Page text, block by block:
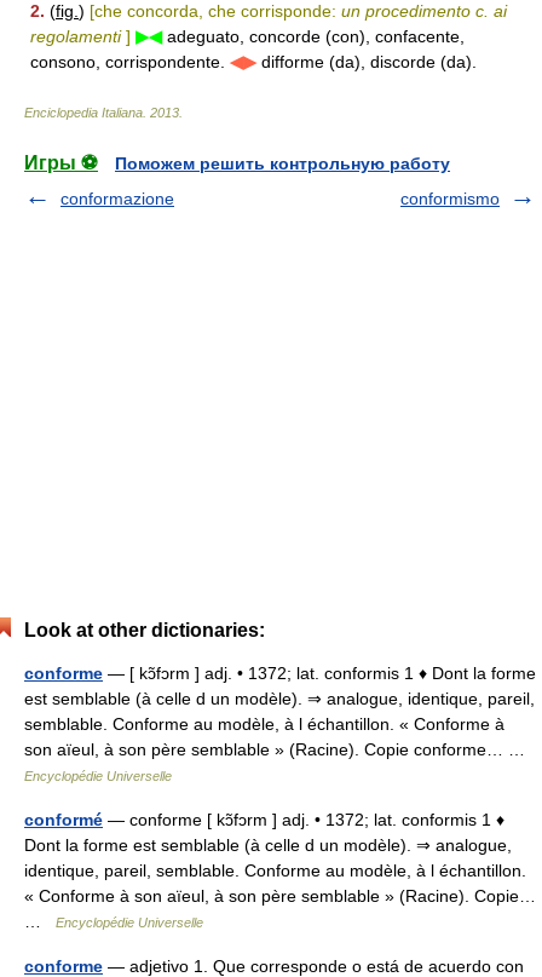
2. (fig. ) [che concorda, che corrisponde: un procedimento c. ai
regolamenti] ▶◀adeguato, concorde (con), confacente,
consono, corrispondente. ◀▶difforme (da), discorde (da).
Enciclopedia Italiana 2013
Игры ⚽
Поможем решить контрольную работу
conformazione
conformismo
Look at other dictionaries:
conforme — [ kɔ̃fɔrm ] adj. • 1372; lat. conformis 1 ♦ Dont la forme
est semblable (à celle d un modèle). ⇒ analogue, identique, pareil,
semblable. Conforme au modèle, à l échantillon. « Conforme à
son aïeul, à son père semblable » (Racine). Copie conforme… …
Encyclopédie Universelle
conformé — conforme [ kɔ̃fɔrm ] adj. • 1372; lat. conformis 1 ♦
Dont la forme est semblable (à celle d un modèle). ⇒ analogue,
identique, pareil, semblable. Conforme au modèle, à l échantillon.
« Conforme à son aïeul, à son père semblable » (Racine). Copie…
Encyclopédie Universelle
conforme — adjetivo 1. Que corresponde o está de acuerdo con